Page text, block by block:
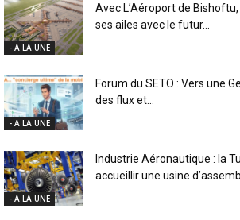
- A LA UNE
Avec L’Aéroport de Bishoftu,
ses ailes avec le futur...
- A LA UNE
Forum du SETO : Vers une
des flux et...
- A LA UNE
Industrie Aéronautique : la
accueillir une usine